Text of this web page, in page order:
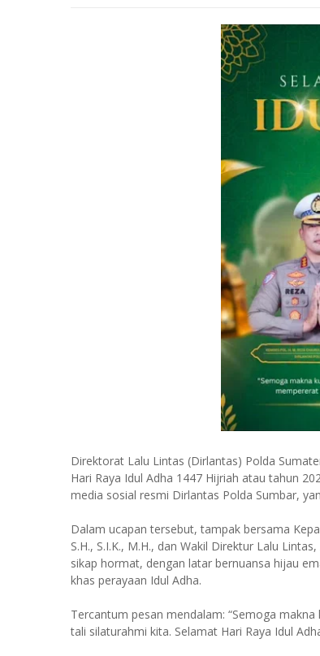
Direktorat Lalu Lintas (Dirlantas) Polda
Hari Raya Idul Adha 1447 Hijriah atau tahun
media sosial resmi Dirlantas Polda Sumbar,
Dalam ucapan tersebut, tampak bersama
S.H., S.I.K., M.H., dan Wakil Direktur Lalu
sikap hormat, dengan latar bernuansa hijau
khas perayaan Idul Adha.
Tercantum pesan mendalam: “Semoga
tali silaturahmi kita. Selamat Hari Raya Idul